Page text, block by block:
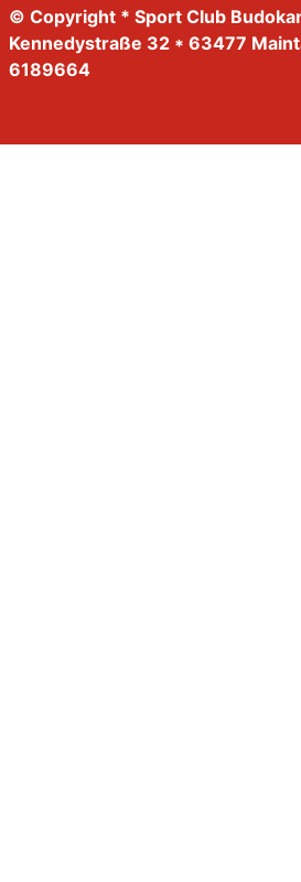
© Copyright * Sport Club
Kennedystraße 32 * 63477
6189664